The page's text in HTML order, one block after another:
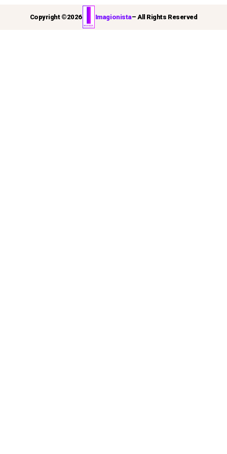
Copyright ©2026 Imagionista– All Rights Reserved